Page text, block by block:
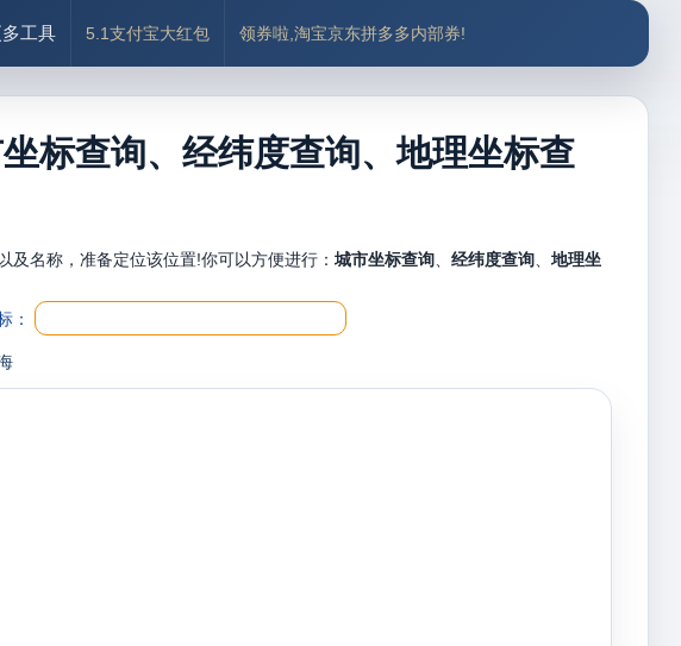
工具 5.1支付宝大红包 领券啦,淘宝京东拼多多内部券!
标查询、经纬度查询、地理坐标查
及名称，准备定位该位置!你可以方便进行： 城市坐标查询、 经纬度查询、 地理坐
：